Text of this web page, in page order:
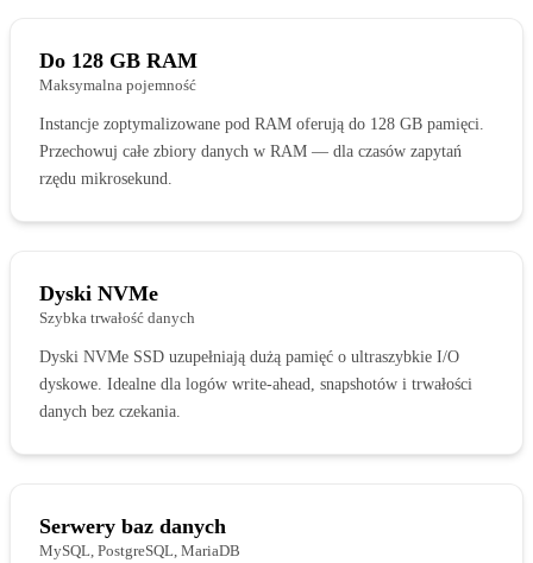
Do 128 GB RAM
Maksymalna pojemność
Instancje zoptymalizowane pod RAM oferują do 128 GB pamięci.
Przechowuj całe zbiory danych w RAM — dla czasów zapytań
rzędu mikrosekund.
Dyski NVMe
Szybka trwałość danych
Dyski NVMe SSD uzupełniają dużą pamięć o ultraszybkie I/O
dyskowe. Idealne dla logów write-ahead, snapshotów i trwałości
danych bez czekania.
Serwery baz danych
MySQL, PostgreSQL, MariaDB